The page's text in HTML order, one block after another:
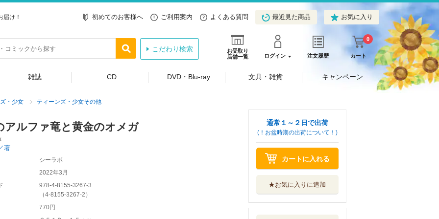
け！ 初めてのお客様へ ご利用案内 よくある質問 最近見た商品 お気に入り
お受取り
店舗一覧
ログイン 注文履歴 カート
0
こだわり検索
雑誌 CD DVD・Blu-ray 文具・雑貨 キャンペーン
・少女 ティーンズ・少女その他
アルファ竜と黄金のオメガ
著
シーラボ
2022年3月
978-4-8155-3267-3
（4-8155-3267-2 ）
770円
通常１～２日で出荷
(！お盆時期の出荷について！)
カートに入れる
★お気に入りに追加
極道パパとおいし
いごはん